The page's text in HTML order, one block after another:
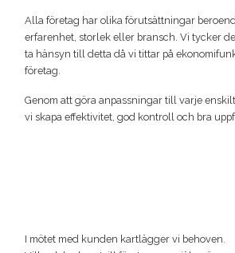
Alla företag har olika förutsättningar
erfarenhet, storlek eller bransch. Vi tycker
ta hänsyn till detta då vi tittar på
företag.
Genom att göra anpassningar till varje
vi skapa effektivitet, god kontroll och bra
I mötet med kunden kartlägger vi behoven.